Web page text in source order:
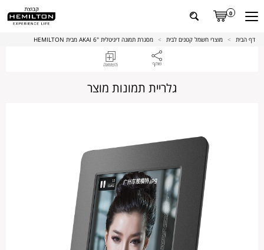
0
דף הבית > מוצרי חשמל קטנים לבית > מסגרת תמונה דיגיטלית "6 AKAI מבית HEMILTON
גלריית תמונות מוצר